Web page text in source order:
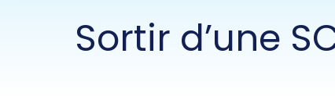
Sortir d’une